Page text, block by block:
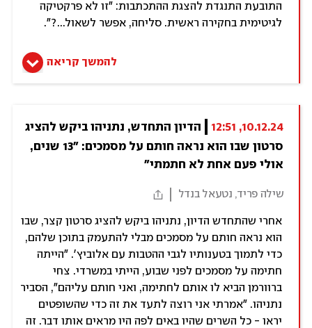
התובעת התנגדת להצגת ההתכתבות: "זו לא פרקטיקה
לגיטימית בחקירה ראשית. סליחה, אפשר לשאול...?".
להמשך קריאה
10.12.24, 12:51
אולי פעם אחת לא חתמתי"
שילה פריד, נטעאל בנדל
אחרי שהתחדש הדיון, נתניהו ביקש להציג סרטון קצר, שבו
הוא נראה חותם על מסמכים מבלי להתעמק בתוכן שלהם,
כדי לתמוך בטענותיו לגבי ההטבות עם אלוביץ'. "הייתה
חתימה על מסמכים לפני שבוע, הייתי במשרדי. צחי
ברוורמן הביא לו אותם לחתימה, ואני חותם עליהם", הסביר
נתניהו. "אמרתי אני רוצה לתעד את זה כדי שהשופטים
יראו - כל השרים שהיו באים לפה היו מראים אותו דבר. זה